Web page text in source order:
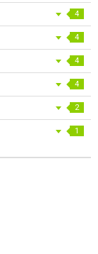
4
4
4
4
2
1